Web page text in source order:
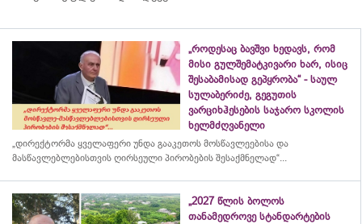
„როდესაც ბავშვი ხედავს, რომ
მისი გულშემატკივარი ხარ, ისიც
შესაბამისად გეპყრობა“ - საულ
სულაბერიძე, გეგუთის
ვარციხჰესების საჯარო სკოლის
ხელმძღვანელი
„დირექტორმა ყველაფერი უნდა გააკეთოს მოსწავლეებისა და
მასწავლებლებისთვის ღირსეული პირობების შესაქმნელად“...
„2027 წლის ბოლოს
თანამედროვე სტანდარტების